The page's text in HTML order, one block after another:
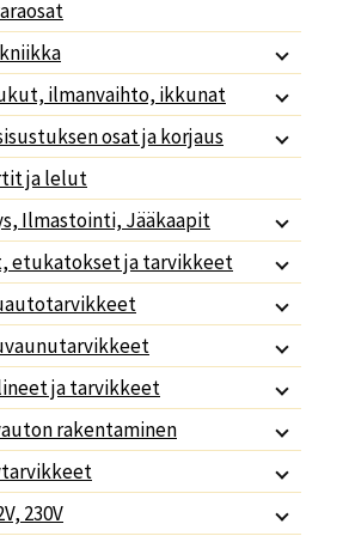
ilmanvaihto, ikkunat
osat ja korjaus
ja lelut
Ilmastointi, Jääkaapit
etukatokset ja tarvikkeet
ja tarvikkeet
rakentaminen
230V